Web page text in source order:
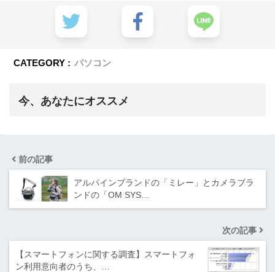
CATEGORY : パソコン
今、あなたにオススメ
前の記事
アルパインブランドの「ミレー」とカメラブラ
ンドの「OM SYS…
次の記事
【スマートフォンに関する調査】スマートフォ
ン利用意向者のうち、…